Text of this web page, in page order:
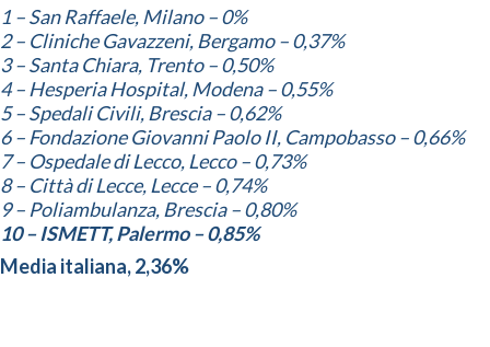
1 – San Raffaele, Milano – 0%
2 – Cliniche Gavazzeni, Bergamo – 0,37%
3 – Santa Chiara, Trento – 0,50%
4 – Hesperia Hospital, Modena – 0,55%
5 – Spedali Civili, Brescia – 0,62%
6 – Fondazione Giovanni Paolo II, Campobasso – 0,66%
7 – Ospedale di Lecco, Lecco – 0,73%
8 – Città di Lecce, Lecce – 0,74%
9 – Poliambulanza, Brescia – 0,80%
10 – ISMETT, Palermo – 0,85%
Media italiana, 2,36%